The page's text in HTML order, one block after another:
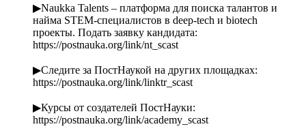
▶︎Naukka Talents – платформа для поиска талантов и
найма STEM-специалистов в deep-tech и biotech
проекты. Подать заявку кандидата:
https://postnauka.org/link/nt_scast
▶︎Следите за ПостНаукой на других площадках:
https://postnauka.org/link/linktr_scast
▶Курсы от создателей ПостНауки:
https://postnauka.org/link/academy_scast